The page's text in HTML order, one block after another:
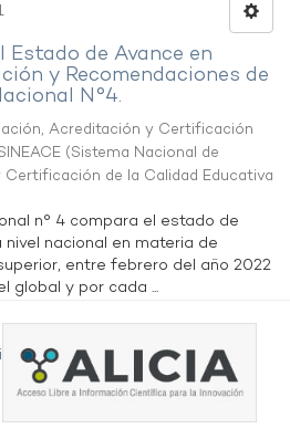
Estado de Avance en
y Recomendaciones de
N°4.
Acreditación y Certificación
(Sistema Nacional de
de la Calidad Educativa
n° 4 compara el estado de
nacional en materia de
entre febrero del año 2022
global y por cada ...
de la